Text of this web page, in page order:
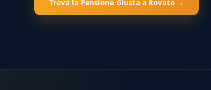
Trova la Pensione Giusta a Rovato →